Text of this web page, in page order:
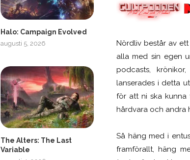
Halo: Campaign Evolved
augusti 5, 2026
The Alters: The Last
Variable
Nördliv består av
alla med sin egen
podcasts,
lanserades i detta
för att ni ska kunna
hårdvara och andra
Så häng med i
framförallt, häng